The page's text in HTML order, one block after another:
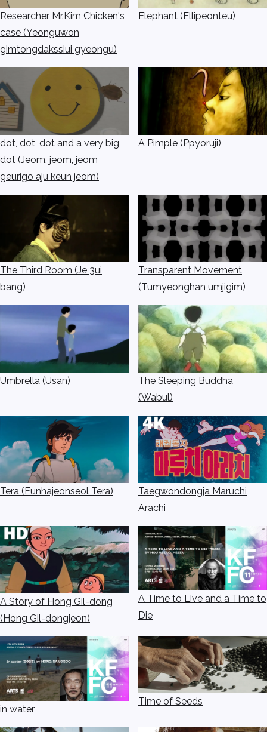
Researcher Mr.Kim Chicken's
case (Yeonguwon
gimtongdakssiui gyeongu)
Elephant (Ellipeonteu)
dot, dot, dot and a very big
dot (Jeom, jeom, jeom
geurigo aju keun jeom)
A Pimple (Ppyoruji)
The Third Room (Je 3ui
bang)
Transparent Movement
(Tumyeonghan umjigim)
Umbrella (Usan)
The Sleeping Buddha
(Wabul)
Tera (Eunhajeonseol Tera)
Taegwondongja Maruchi
Arachi
A Story of Hong Gil-dong
(Hong Gil-dongjeon)
A Time to Live and a Time to
Die
in water
Time of Seeds